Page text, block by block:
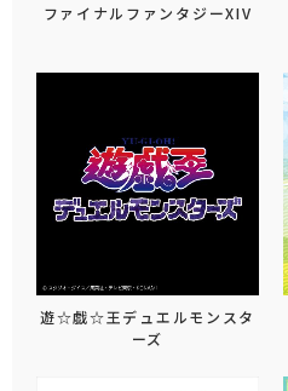
ファイナルファンタジーXIV
遊☆戯☆王デュエルモンスタ
ーズ